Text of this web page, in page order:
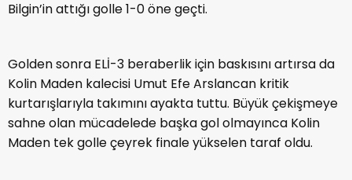
Bilgin’in attığı golle 1-0 öne geçti.
Golden sonra ELİ-3 beraberlik için baskısını artırsa da
Kolin Maden kalecisi Umut Efe Arslancan kritik
kurtarışlarıyla takımını ayakta tuttu. Büyük çekişmeye
sahne olan mücadelede başka gol olmayınca Kolin
Maden tek golle çeyrek finale yükselen taraf oldu.